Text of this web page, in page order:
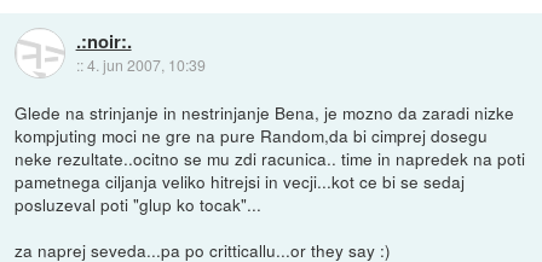
.:noir:.
::4. jun 2007, 10:39
Glede na strinjanje in nestrinjanje Bena, je mozno da zaradi nizke
kompjuting moci ne gre na pure Random,da bi cimprej dosegu
neke rezultate..ocitno se mu zdi racunica.. time in napredek na poti
pametnega ciljanja veliko hitrejsi in vecji...kot ce bi se sedaj
posluzeval poti "glup ko tocak"...
za naprej seveda...pa po critticallu...or they say :)